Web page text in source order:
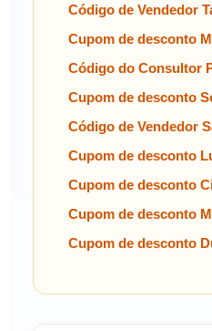
Código de Vendedor
Cupom de desconto
Código do Consultor
Cupom de desconto
Código de Vendedor
Cupom de desconto
Cupom de desconto
Cupom de desconto
Cupom de desconto